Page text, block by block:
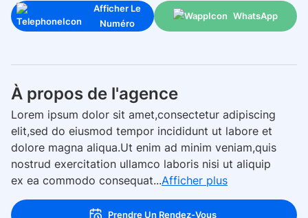
Afficher Le
Numéro
WhatsApp
À propos de l'agence
Lorem ipsum dolor sit amet,consectetur adipiscing
elit,sed do eiusmod tempor incididunt ut labore et
dolore magna aliqua.Ut enim ad minim veniam,quis
nostrud exercitation ullamco laboris nisi ut aliquip
ex ea commodo consequat...Afficher plus
Prendre Un Rendez-Vous